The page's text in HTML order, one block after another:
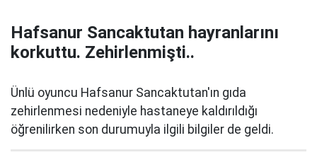
Hafsanur Sancaktutan hayranlarını
korkuttu. Zehirlenmişti..
Ünlü oyuncu Hafsanur Sancaktutan'ın gıda
zehirlenmesi nedeniyle hastaneye kaldırıldığı
öğrenilirken son durumuyla ilgili bilgiler de geldi.